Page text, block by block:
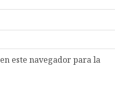
este navegador para la